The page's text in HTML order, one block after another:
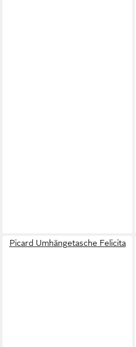
Picard Umhängetasche Felicita